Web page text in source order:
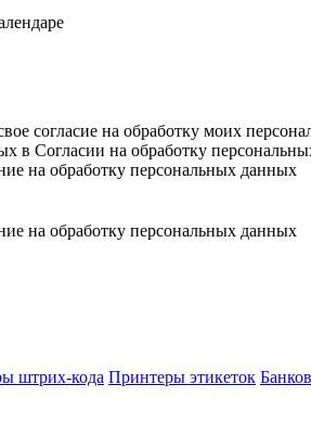
согласие на обработку моих
в Согласии на обработку
на обработку персональных данных
на обработку персональных данных
штрих-кода Принтеры этикеток